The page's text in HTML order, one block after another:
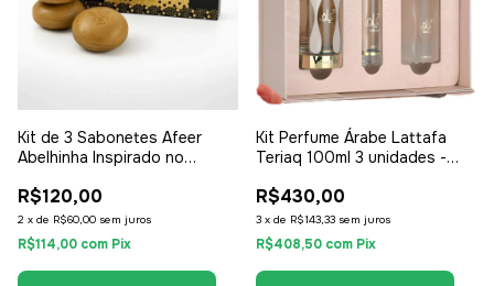
Kit de 3 Sabonetes Afeer
Abelhinha Inspirado no
Unissex / Compartilhável
R$120,00
2 x de R$60,00 sem juros
R$114,00 com Pix
Kit Perfume Árabe Lattafa
Teriaq 100ml 3 unidades -
/ Compartilhável
R$430,00
3 x de R$143,33 sem juros
R$408,50 com Pix